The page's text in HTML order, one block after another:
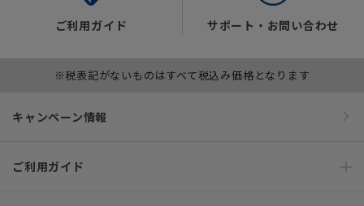
ご利用ガイド サポート・お問い合わせ
※税表記がないものはすべて税込み価格となります
キャンペーン情報
ご利用ガイド